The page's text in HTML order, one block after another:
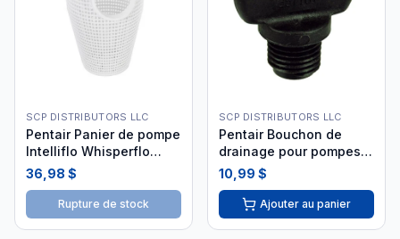
SCP DISTRIBUTORS LLC
Pentair Panier de pompe
Intelliflo Whisperflo
#070387Z
36,98 $
Rupture de stock
SCP DISTRIBUTORS LLC
Pentair Bouchon de
drainage pour pompes -
357161Z
10,99 $
Ajouter au panier